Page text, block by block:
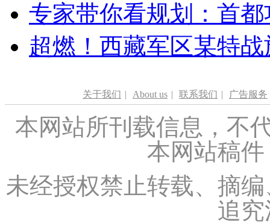
专家带你看规划：首
超燃！西藏军区某特
关于我们 | About us | 联系我们 | 广告服务
本网站所刊载信息，不
本网站稿
未经授权禁止转载、摘
追